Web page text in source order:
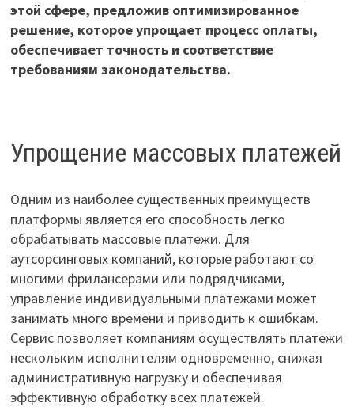
этой сфере, предложив оптимизированное
решение, которое упрощает процесс оплаты,
обеспечивает точность и соответствие
требованиям законодательства.
Упрощение массовых платежей
Одним из наиболее существенных преимуществ
платформы является его способность легко
обрабатывать массовые платежи. Для
аутсорсинговых компаний, которые работают со
многими фрилансерами или подрядчиками,
управление индивидуальными платежами может
занимать много времени и приводить к ошибкам.
Сервис позволяет компаниям осуществлять платежи
нескольким исполнителям одновременно, снижая
административную нагрузку и обеспечивая
эффективную обработку всех платежей.